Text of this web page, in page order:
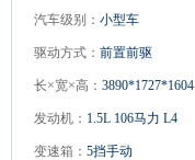
汽车级别： 小型车
驱动方式： 前置前驱
长×宽×高： 3890*1727*1604
发动机： 1.5L 106马力 L4
变速箱： 5挡手动